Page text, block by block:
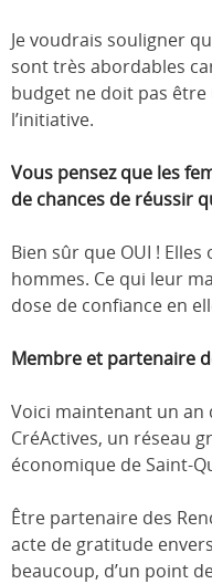
Je voudrais souligner
sont très abordables
budget ne doit pas
l’initiative.
Vous pensez que les
de chances de réussir
Bien sûr que OUI !
hommes. Ce qui leur
dose de confiance en
Membre et partenaire
Voici maintenant un an
CréActives, un réseau
économique de Saint-
Être partenaire des
acte de gratitude
beaucoup, d’un point